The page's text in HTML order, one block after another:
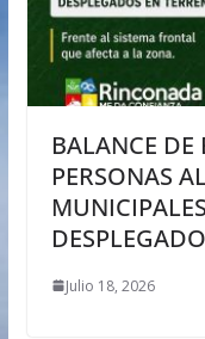
BALANCE
PERSONAS
Julio 18, 2026